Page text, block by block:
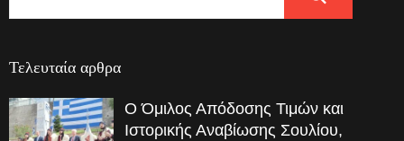
Τελευταία αρθρα
Ο Όμιλος Απόδοσης Τιμών και
Ιστορικής Αναβίωσης Σουλίου,